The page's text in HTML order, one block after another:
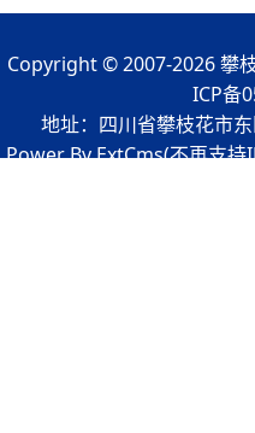
Copyright © 2007-2026 攀
ICP备
地址：四川省攀枝花市
Power By ExtCms(不再支持